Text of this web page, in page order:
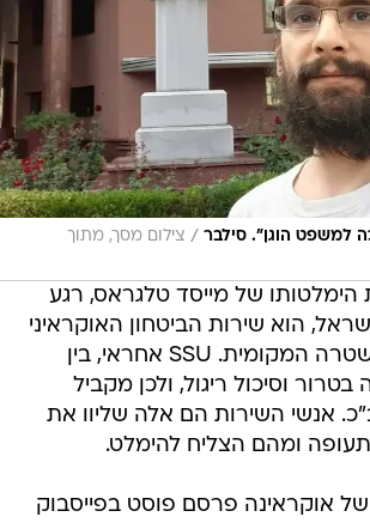
למשפט הוגן". סילבר / צילום מסך, מתוך
הימלטותו של מייסד טלגראס, רגע
הוא שירות הביטחון האוקראיני
(SSU), ולא המשטרה המקומית. SSU אחראי, בין
וסיכול ריגול, ולכן מקביל
אנשי השירות הם אלה שליוו את
ומהם הצליח להימלט.
של אוקראינה פרסם פוסט בפייסבוק